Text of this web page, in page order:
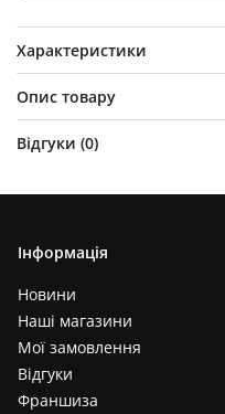
Характеристики
Опис товару
Відгуки (0)
Інформація
Новини
Наші магазини
Мої замовлення
Відгуки
Франшиза